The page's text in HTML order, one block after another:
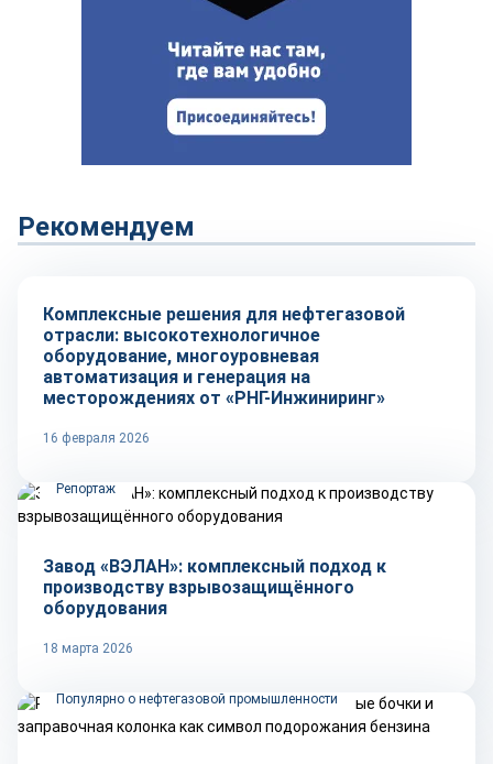
Рекомендуем
Рынок
Комплексные решения для нефтегазовой
отрасли: высокотехнологичное
оборудование, многоуровневая
автоматизация и генерация на
месторождениях от «РНГ-Инжиниринг»
16 февраля 2026
Репортаж
Завод «ВЭЛАН»: комплексный подход к
производству взрывозащищённого
оборудования
18 марта 2026
Популярно о нефтегазовой промышленности